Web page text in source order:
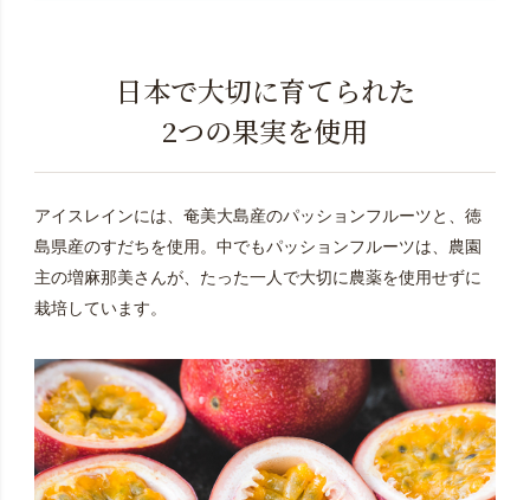
日本で大切に育てられた
2つの果実を使用
アイスレインには、奄美大島産のパッションフルーツと、徳
島県産のすだちを使用。中でもパッションフルーツは、農園
主の増麻那美さんが、たった一人で大切に農薬を使用せずに
栽培しています。